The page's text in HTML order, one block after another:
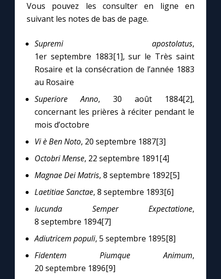
Les premiers samedis du mois
Marie qui défait les nœuds
Mes intentions de prière
Une neuvaine
À la une
1000 Raisons de Croire
Chapelet pour le monde
Contact
Vous pouvez les consulter en ligne en
suivant les notes de bas de page.
Supremi apostolatus,
1er septembre 1883[1], sur le Très saint
Rosaire et la consécration de l’année 1883
au Rosaire
Superiore Anno, 30 août 1884[2],
concernant les prières à réciter pendant le
mois d’octobre
Vi è Ben Noto, 20 septembre 1887[3]
Octobri Mense, 22 septembre 1891[4]
Magnae Dei Matris, 8 septembre 1892[5]
Laetitiae Sanctae, 8 septembre 1893[6]
Iucunda Semper Expectatione,
8 septembre 1894[7]
Adiutricem populi, 5 septembre 1895[8]
Fidentem Piumque Animum,
20 septembre 1896[9]